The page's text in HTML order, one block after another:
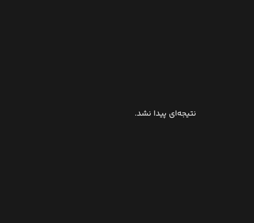
نتیجه‌ای پیدا نشد.